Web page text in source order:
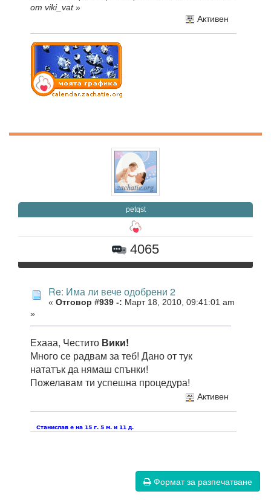
от viki_vat»
Активен
petqst
4065
Re: Има ли вече одобрени 2
« Отговор #939 -: Март 18, 2010, 09:41:01 am
»
Ехааа, Честито Вики!
Много се радвам за теб! Дано от тук
нататък да нямаш спънки!
Пожелавам ти успешна процедура!
Активен
Формат за разпечатване